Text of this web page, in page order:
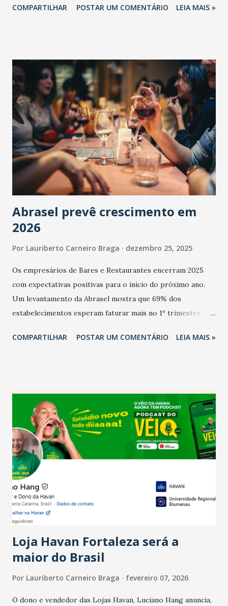
COMPARTILHAR POSTAR UM COMENTÁRIO LEIA MAIS »
Abrasel prevê crescimento em
2026
Por Lauriberto Carneiro Braga dezembro 25, 2025
Os empresários de Bares e Restaurantes encerram 2025
com expectativas positivas para o início do próximo ano.
Um levantamento da Abrasel mostra que 69% dos
estabelecimentos esperam faturar mais no 1º trimestre de
relação ao último trimestre deste ano, 56% também
confraternizações de fim de ano e pelo pagamento do 13º
Salário para um número maior de trabalhadores, já que o
país tem a menor taxa de desemprego dos anos recentes.
Ainda segundo a Pesquisa, em novembro de 2025, 40% dos
bares e restaurantes operaram com lucro e outros 40%
registraram equilíbrio financeiro. Já o percentual de
estabelecimentos no prejuízo ficou em 19%, pouco abaixo
do observado no mês anterior. Outros 1% não existiam em
novembro. Em relação a outubro, o faturamento também
cresceu. De acordo com a pesquisa, 44% dos n...
COMPARTILHAR POSTAR UM COMENTÁRIO LEIA MAIS »
Loja Havan Fortaleza será a
maior do Brasil
Por Lauriberto Carneiro Braga fevereiro 07, 2026
O dono e vendedor das Lojas Havan, Luciano Hang anuncia,